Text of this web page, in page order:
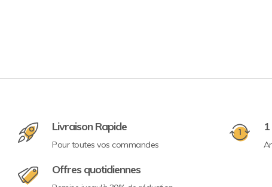
Livraison Rapide
Pour toutes vos commandes
Offres quotidiennes